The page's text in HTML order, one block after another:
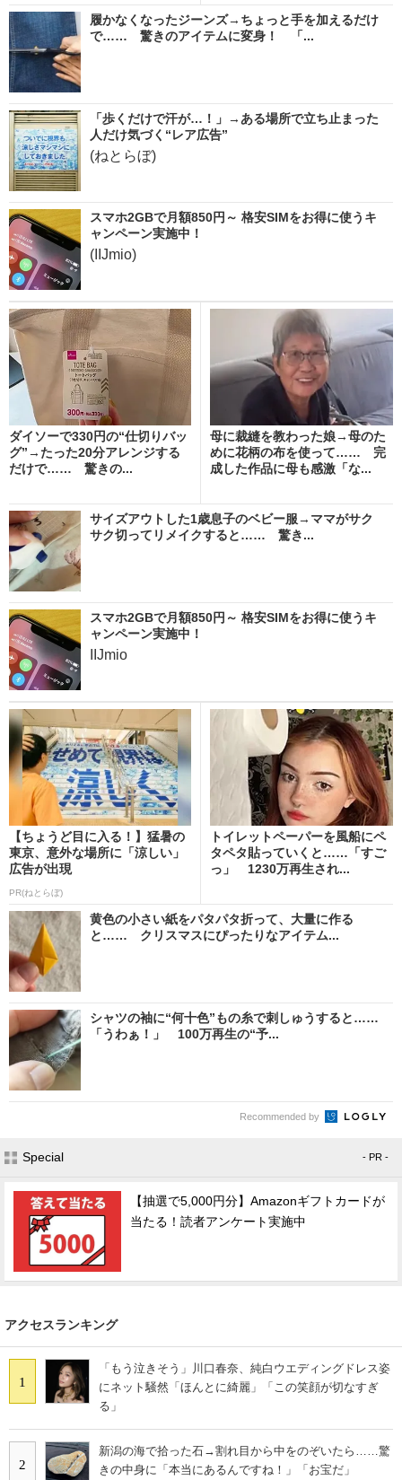
履かなくなったジーンズ→ちょっと手を加えるだけ
で…… 驚きのアイテムに変身！ 「...
「歩くだけで汗が…！」→ある場所で立ち止まった
人だけ気づく“レア広告”
(ねとらぼ)
スマホ2GBで月額850円～ 格安SIMをお得に使うキ
ャンペーン実施中！
(IIJmio)
ダイソーで330円の“仕切りバッ
グ”→たった20分アレンジする
だけで…… 驚きの...
母に裁縫を教わった娘→母のた
めに花柄の布を使って…… 完
成した作品に母も感激「な...
サイズアウトした1歳息子のベビー服→ママがサク
サク切ってリメイクすると…… 驚き...
スマホ2GBで月額850円～ 格安SIMをお得に使うキ
ャンペーン実施中！
IIJmio
【ちょうど目に入る！】猛暑の
東京、意外な場所に「涼しい」
広告が出現
PR(ねとらぼ)
トイレットペーパーを風船にペ
タペタ貼っていくと……「すご
っ」 1230万再生され...
黄色の小さい紙をパタパタ折って、大量に作る
と…… クリスマスにぴったりなアイテム...
シャツの袖に“何十色”もの糸で刺しゅうすると……
「うわぁ！」 100万再生の“予...
Recommended by
Special - PR -
【抽選で5,000円分】Amazonギフトカードが
当たる！読者アンケート実施中
アクセスランキング
1
「もう泣きそう」川口春奈、純白ウエディングドレス姿
にネット騒然「ほんとに綺麗」「この笑顔が切なすぎ
る」
2
新潟の海で拾った石→割れ目から中をのぞいたら……驚
きの中身に「本当にあるんですね！」「お宝だ」